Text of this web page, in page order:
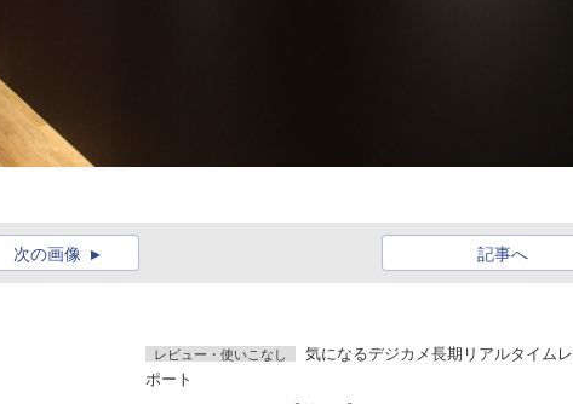
記事へ
次の画像
レビュー・使いこなし
気になるデジカメ長期リアルタイムレ
ポート